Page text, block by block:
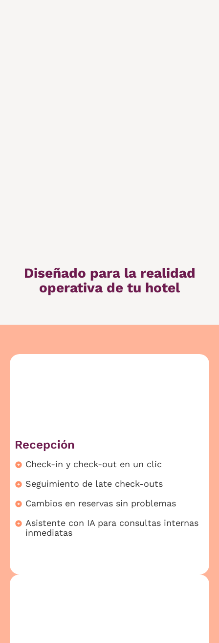
Diseñado para la realidad
operativa de tu hotel
Recepción
Check-in y check-out en un clic
Seguimiento de late check-outs
Cambios en reservas sin problemas
Asistente con IA para consultas internas
inmediatas